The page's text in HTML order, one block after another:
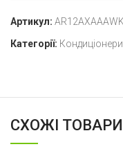
Артикул:
Категорії: Кондиціонери
СХОЖІ ТОВАРИ